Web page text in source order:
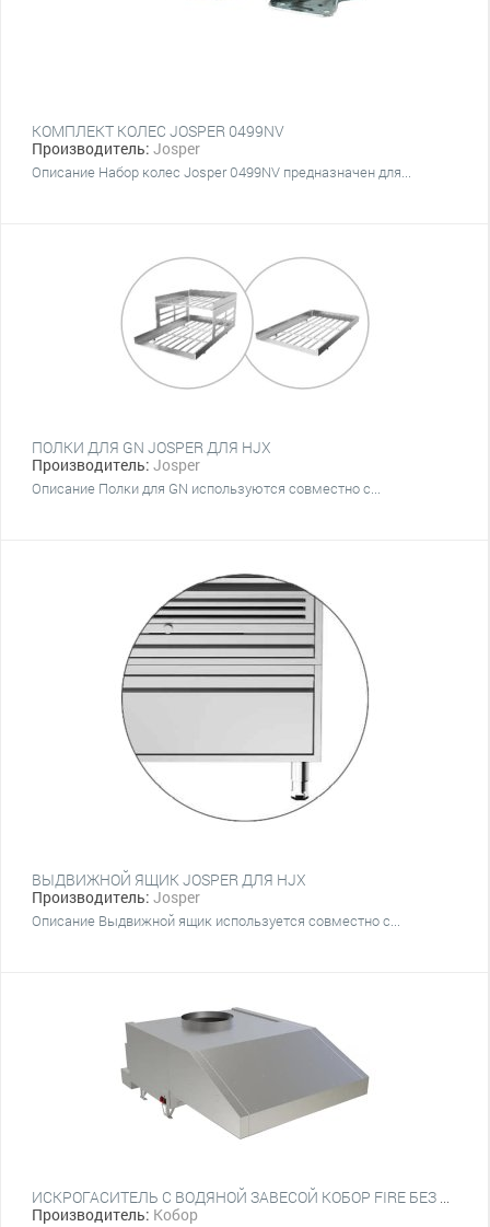
КОМПЛЕКТ КОЛЕС JOSPER 0499NV
Производитель: Josper
Описание Набор колес Josper 0499NV предназначен для...
ПОЛКИ ДЛЯ GN JOSPER ДЛЯ HJX
Производитель: Josper
Описание Полки для GN используются совместно с...
ВЫДВИЖНОЙ ЯЩИК JOSPER ДЛЯ HJX
Производитель: Josper
Описание Выдвижной ящик используется совместно с...
ИСКРОГАСИТЕЛЬ С ВОДЯНОЙ ЗАВЕСОЙ КОБОР FIRE БЕЗ РЕЦИРКУЛЯЦИОННОГО БАКА
Производитель: Кобор